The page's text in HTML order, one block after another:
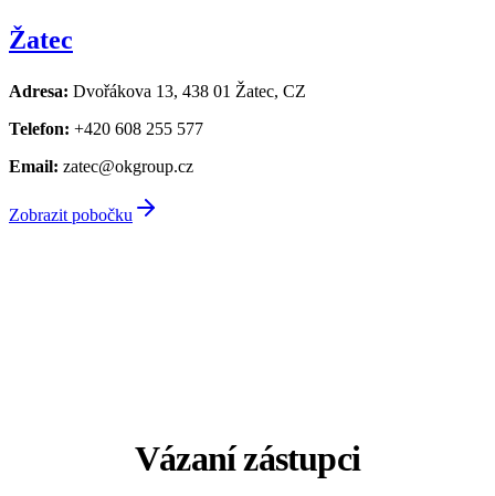
Žatec
Adresa: Dvořákova 13, 438 01 Žatec, CZ
Telefon: +420 608 255 577
Email: zatec@okgroup.cz
Zobrazit pobočku
Vázaní zástupci